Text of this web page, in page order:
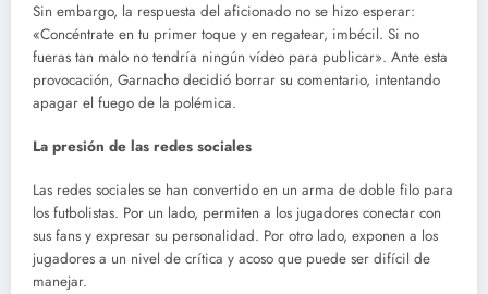
Sin embargo, la respuesta del aficionado no se hizo esperar:
«Concéntrate en tu primer toque y en regatear, imbécil. Si no
fueras tan malo no tendría ningún vídeo para publicar». Ante esta
provocación, Garnacho decidió borrar su comentario, intentando
apagar el fuego de la polémica.
La presión de las redes sociales
Las redes sociales se han convertido en un arma de doble filo para
los futbolistas. Por un lado, permiten a los jugadores conectar con
sus fans y expresar su personalidad. Por otro lado, exponen a los
jugadores a un nivel de crítica y acoso que puede ser difícil de
manejar.